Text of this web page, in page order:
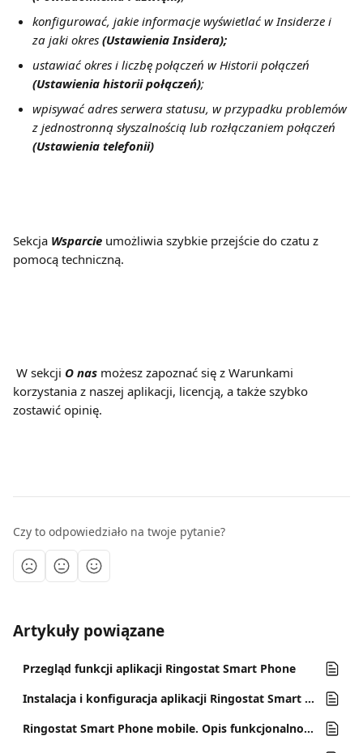
konfigurować, jakie informacje wyświetlać w Insiderze i
za jaki okres (Ustawienia Insidera);
ustawiać okres i liczbę połączeń w Historii połączeń
(Ustawienia historii połączeń);
wpisywać adres serwera statusu, w przypadku problemów
z jednostronną słyszalnością lub rozłączaniem połączeń
(Ustawienia telefonii)
Sekcja Wsparcie umożliwia szybkie przejście do czatu z
pomocą techniczną.
W sekcji O nas możesz zapoznać się z Warunkami
korzystania z naszej aplikacji, licencją, a także szybko
zostawić opinię.
Czy to odpowiedziało na twoje pytanie?
Artykuły powiązane
Przegląd funkcji aplikacji Ringostat Smart Phone
Instalacja i konfiguracja aplikacji Ringostat Smart Phone
Ringostat Smart Phone mobile. Opis funkcjonalności